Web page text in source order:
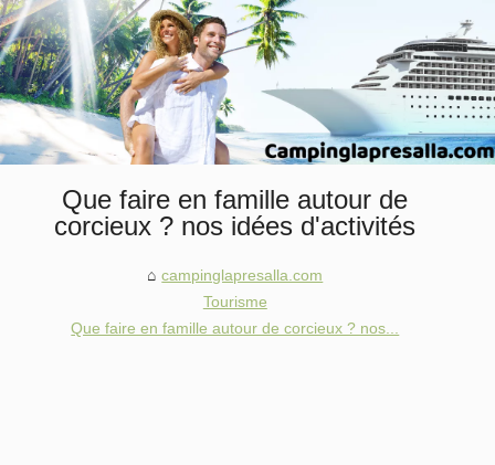
Que faire en famille autour de
corcieux ? nos idées d'activités
campinglapresalla.com
Tourisme
Que faire en famille autour de corcieux ? nos...